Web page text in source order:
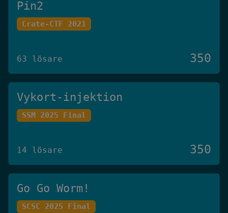
Pin2
Crate-CTF 2021
63 lösare 350
Vykort-injektion
SSM 2025 Final
14 lösare 350
Go Go Worm!
SCSC 2025 Final